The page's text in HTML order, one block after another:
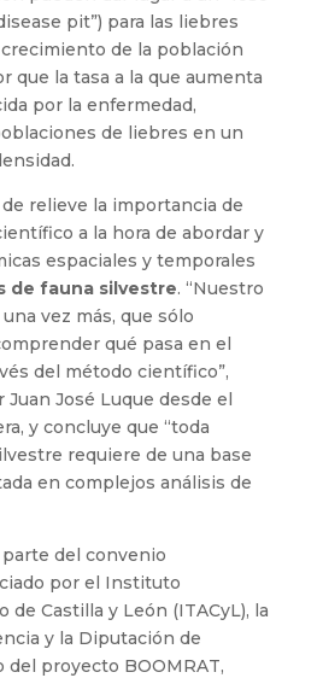
pit”) para las liebres
de la población
que la tasa a la que aumenta
por la enfermedad,
de liebres en un
relieve la importancia de
a la hora de abordar y
espaciales y temporales
de fauna silvestre. “Nuestro
vez más, que sólo
qué pasa en el
del método científico”,
José Luque desde el
y concluye que “toda
requiere de una base
en complejos análisis de
del convenio
por el Instituto
de Castilla y León (ITACyL), la
y la Diputación de
del proyecto BOOMRAT,